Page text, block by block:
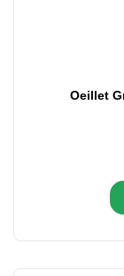
Oeillet